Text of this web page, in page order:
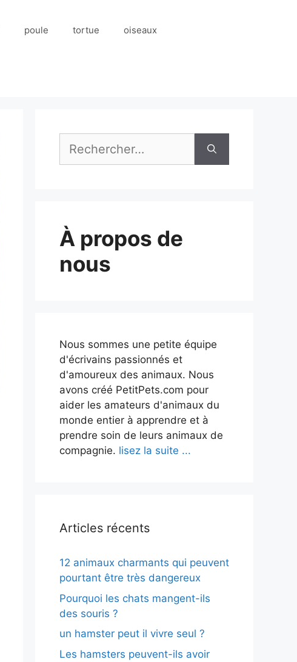
poule tortue oiseaux
À propos de
nous
Nous sommes une petite équipe
d'écrivains passionnés et
d'amoureux des animaux. Nous
avons créé PetitPets.com pour
aider les amateurs d'animaux du
monde entier à apprendre et à
prendre soin de leurs animaux de
compagnie. lisez la suite ...
Articles récents
12 animaux charmants qui peuvent
pourtant être très dangereux
Pourquoi les chats mangent-ils
des souris ?
un hamster peut il vivre seul ?
Les hamsters peuvent-ils avoir